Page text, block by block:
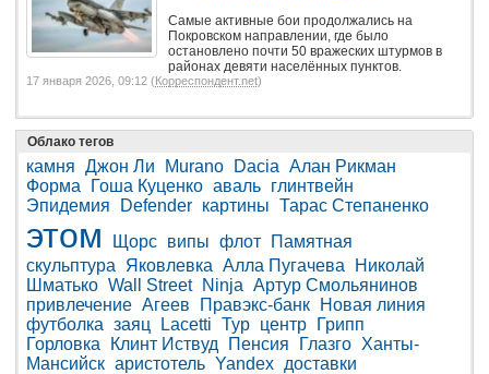
Самые активные бои продолжались на
Покровском направлении, где было
остановлено почти 50 вражеских штурмов в
районах девяти населённых пунктов.
17 января 2026, 09:12 (Корреспондент.net)
Облако тегов
камня Джон Ли Murano Dacia Алан Рикман
Форма
Гоша Куценко аваль глинтвейн
Эпидемия
Defender картины Тарас Степаненко
этом Щорс випы флот
Памятная
скульптура
Яковлевка Алла Пугачева
Николай
Шматько Wall Street Ninja Артур Смольянинов
привлечение Агеев Правэкс-банк
Новая линия
футболка заяц Lacetti Тур центр
Грипп
Горловка
Клинт Иствуд Пенсия Глазго Ханты-
Мансийск аристотель Yandex доставки